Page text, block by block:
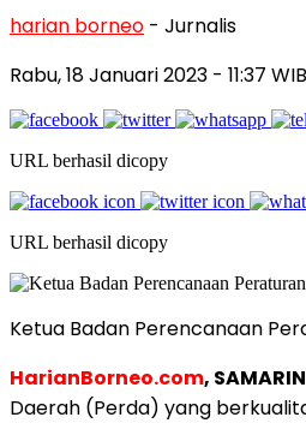
harian borneo - Jurnalis
Rabu, 18 Januari 2023 - 11:37 WIB
URL berhasil dicopy
URL berhasil dicopy
Ketua Badan Perencanaan
HarianBorneo.com,
Daerah (Perda) yang